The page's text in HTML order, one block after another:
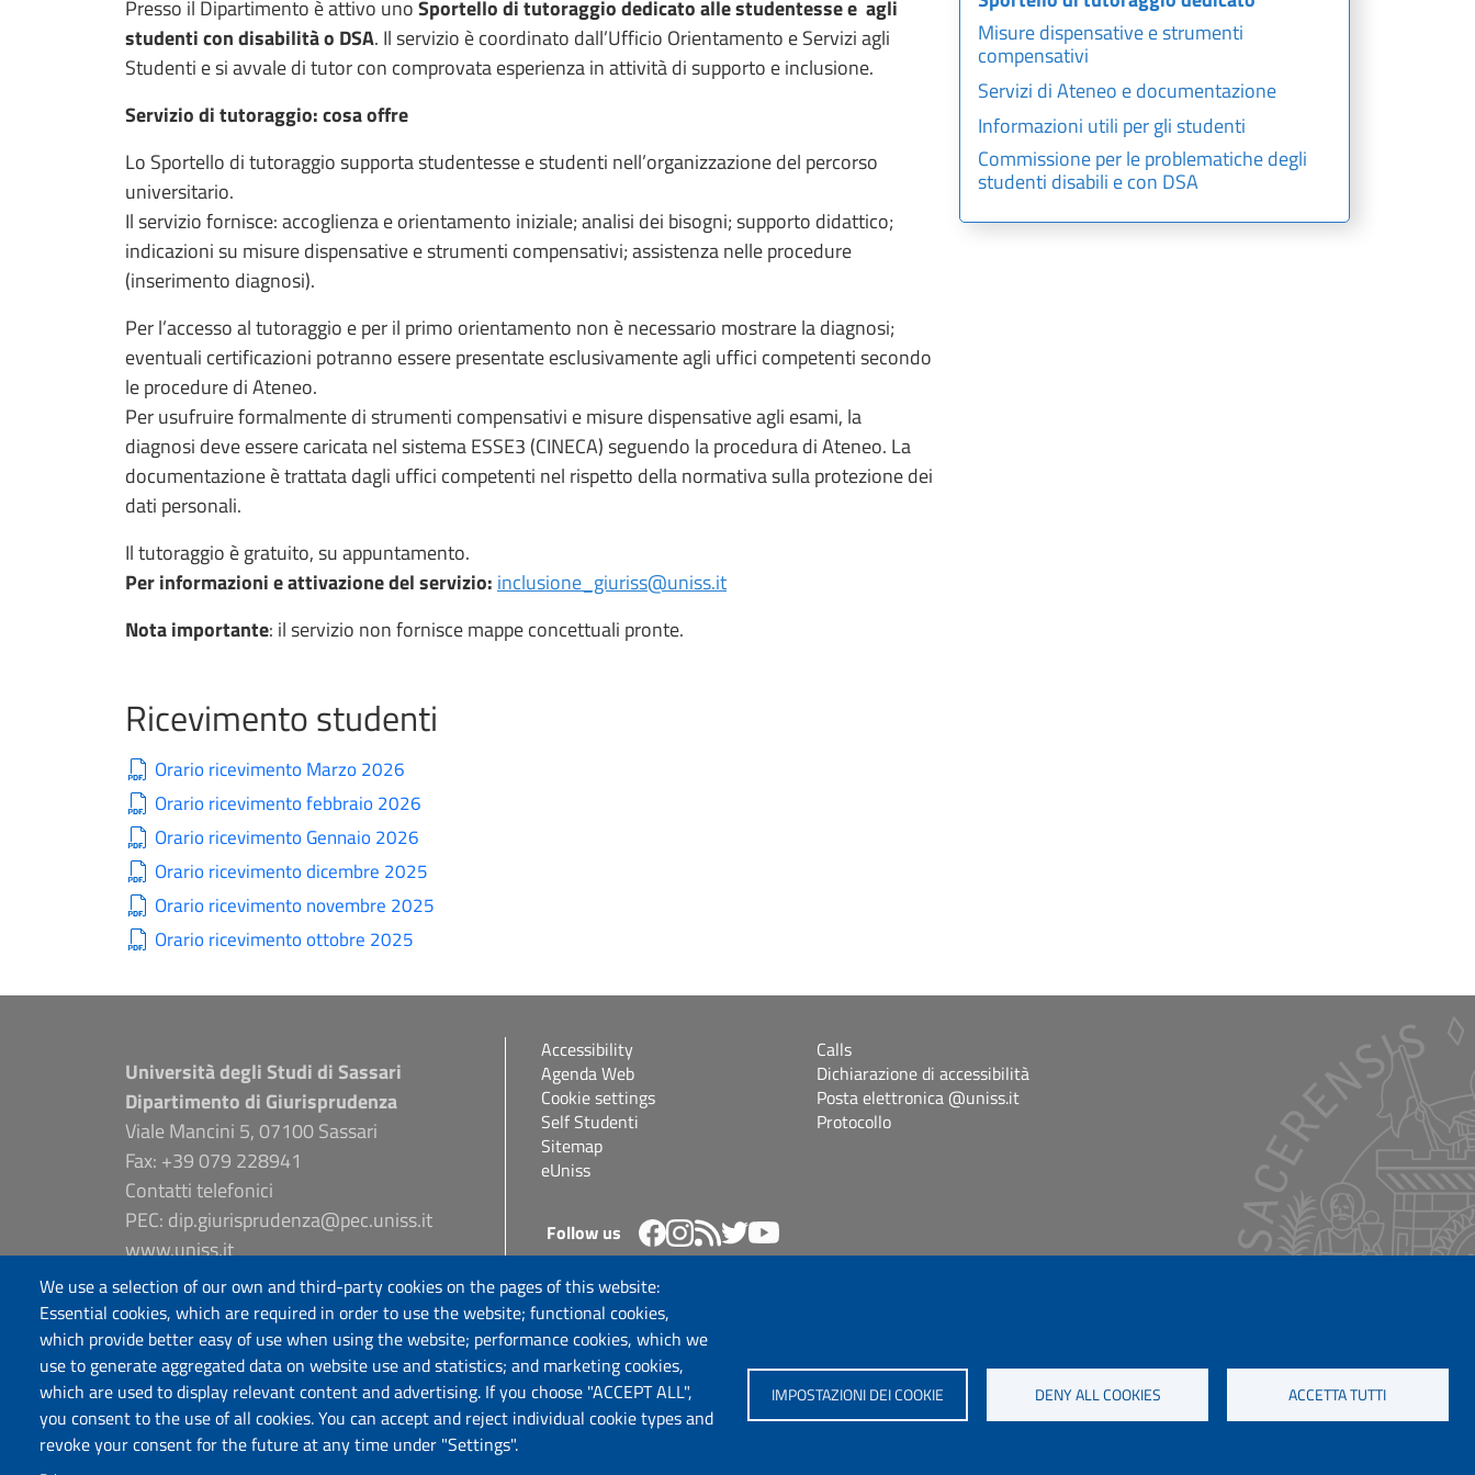
We use a selection of our own and third-party cookies on the pages of this website:
Essential cookies, which are required in order to use the website; functional cookies,
which provide better easy of use when using the website; performance cookies, which we
use to generate aggregated data on website use and statistics; and marketing cookies,
which are used to display relevant content and advertising. If you choose "ACCEPT ALL",
you consent to the use of all cookies. You can accept and reject individual cookie types and
revoke your consent for the future at any time under "Settings".
IMPOSTAZIONI DEI COOKIE DENY ALL COOKIES ACCETTA TUTTI
Presso il Dipartimento è attivo unoSportello di tutoraggio dedicato alle studentesse e agli
studenti con disabilità o DSA. Il servizio è coordinato dall’Ufficio Orientamento e Servizi agli
Studenti e si avvale di tutor con comprovata esperienza in attività di supporto e inclusione.
Servizio di tutoraggio: cosa offre
Lo Sportello di tutoraggio supporta studentesse e studenti nell’organizzazione del percorso
universitario.
Il servizio fornisce: accoglienza e orientamento iniziale; analisi dei bisogni; supporto didattico;
indicazioni su misure dispensative e strumenti compensativi; assistenza nelle procedure
(inserimento diagnosi).
Per l’accesso al tutoraggio e per il primo orientamento non è necessario mostrare la diagnosi;
eventuali certificazioni potranno essere presentate esclusivamente agli uffici competenti secondo
le procedure di Ateneo.
Per usufruire formalmente di strumenti compensativi e misure dispensative agli esami, la
diagnosi deve essere caricata nel sistema ESSE3 (CINECA) seguendo la procedura di Ateneo. La
documentazione è trattata dagli uffici competenti nel rispetto della normativa sulla protezione dei
dati personali.
Il tutoraggio è gratuito, su appuntamento.
Per informazioni e attivazione del servizio: inclusione_giuriss@uniss.it
Nota importante: il servizio non fornisce mappe concettuali pronte.
Ricevimento studenti
Orario ricevimento Marzo 2026
Orario ricevimento febbraio 2026
Orario ricevimento Gennaio 2026
Orario ricevimento dicembre 2025
Orario ricevimento novembre 2025
Orario ricevimento ottobre 2025
Misure dispensative e strumenti
compensativi
Servizi di Ateneo e documentazione
Informazioni utili per gli studenti
Commissione per le problematiche degli
studenti disabili e con DSA
Università degli Studi di Sassari
Dipartimento di Giurisprudenza
Viale Mancini 5, 07100 Sassari
Fax: +39 079 228941
Contatti telefonici
PEC: dip.giurisprudenza@pec.uniss.it
www.uniss.it
Accessibility
Agenda Web
Cookie settings
Self Studenti
Sitemap
eUniss
Calls
Dichiarazione di accessibilità
Posta elettronica @uniss.it
Protocollo
Follow us